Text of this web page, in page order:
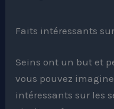
Faits intéressants
Seins ont un but et
vous pouvez
intéressants sur les